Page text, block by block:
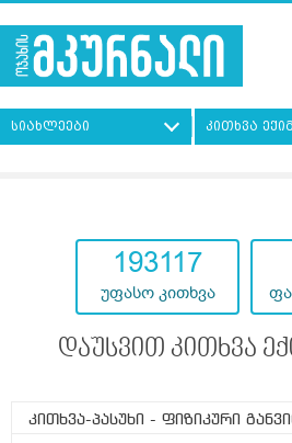
სიახლეები კითხვა
193117
უფასო კითხვა
დაუსვით კითხვა
კითხვა-პასუხი - ფიზიკური